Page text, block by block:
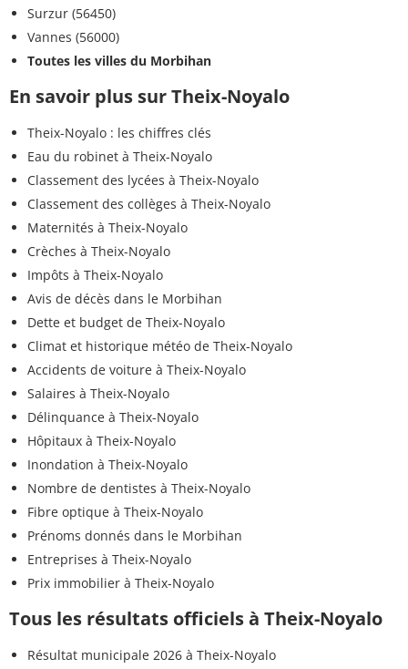
Surzur (56450)
Vannes (56000)
Toutes les villes du Morbihan
En savoir plus sur Theix-Noyalo
Theix-Noyalo : les chiffres clés
Eau du robinet à Theix-Noyalo
Classement des lycées à Theix-Noyalo
Classement des collèges à Theix-Noyalo
Maternités à Theix-Noyalo
Crèches à Theix-Noyalo
Impôts à Theix-Noyalo
Avis de décès dans le Morbihan
Dette et budget de Theix-Noyalo
Climat et historique météo de Theix-Noyalo
Accidents de voiture à Theix-Noyalo
Salaires à Theix-Noyalo
Délinquance à Theix-Noyalo
Hôpitaux à Theix-Noyalo
Inondation à Theix-Noyalo
Nombre de dentistes à Theix-Noyalo
Fibre optique à Theix-Noyalo
Prénoms donnés dans le Morbihan
Entreprises à Theix-Noyalo
Prix immobilier à Theix-Noyalo
Tous les résultats officiels à Theix-Noyalo
Résultat municipale 2026 à Theix-Noyalo